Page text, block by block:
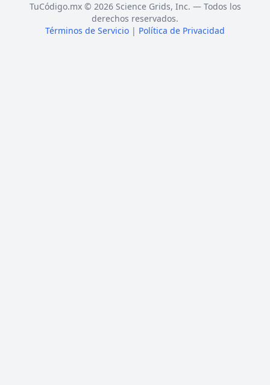
TuCódigo.mx © 2026 Science Grids, Inc. — Todos los
derechos reservados.
Términos de Servicio | Política de Privacidad